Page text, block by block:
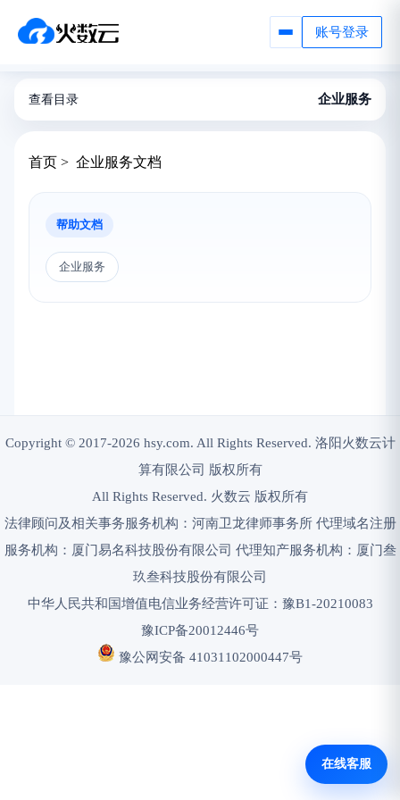
账号登录
查看目录 企业服务
首页 > 企业服务文档
帮助文档
企业服务
在线客服
Copyright © 2017-2026 hsy.com. All Rights Reserved. 洛阳火数云计
算有限公司 版权所有
All Rights Reserved. 火数云 版权所有
法律顾问及相关事务服务机构：河南卫龙律师事务所 代理域名注册
服务机构：厦门易名科技股份有限公司 代理知产服务机构：厦门叁
玖叁科技股份有限公司
中华人民共和国增值电信业务经营许可证：豫B1-20210083
豫ICP备20012446号
豫公网安备 41031102000447号